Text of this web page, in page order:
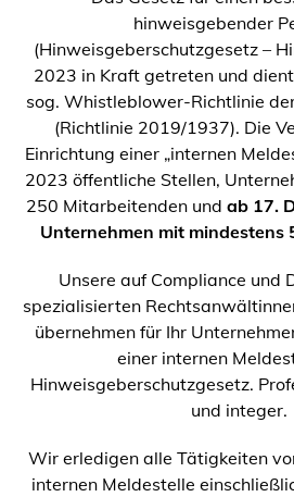
hinweisgebender
(Hinweisgeberschutzgesetz –
2023 in Kraft getreten und
sog. Whistleblower-Richtlinie
(Richtlinie 2019/1937). Die
Einrichtung einer „internen
2023 öffentliche Stellen,
250 Mitarbeitenden und ab 17.
Unternehmen mit mindestens
Unsere auf Compliance und
spezialisierten
übernehmen für Ihr
einer internen
Hinweisgeberschutzgesetz.
und integer.
Wir erledigen alle Tätigkeiten
internen Meldestelle